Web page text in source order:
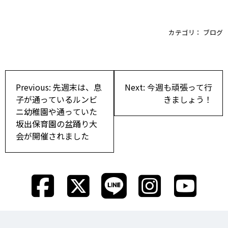
カテゴリ： ブログ
稿
ナ
ビ
ゲ
Previous: 先週末は、息
子が通っているルンビ
ニ幼稚園や通っていた
坂出保育園の盆踊り大
会が開催されました
Next: 今週も頑張って行
きましょう！